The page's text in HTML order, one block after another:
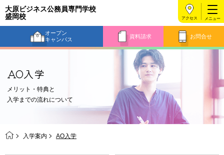
大原ビジネス公務員専門学校
盛岡校
オープン
キャンパス
資料請求 お問合せ
アクセス
AO入学
メリット・特典と
入学までの流れについて
入学案内 AO入学